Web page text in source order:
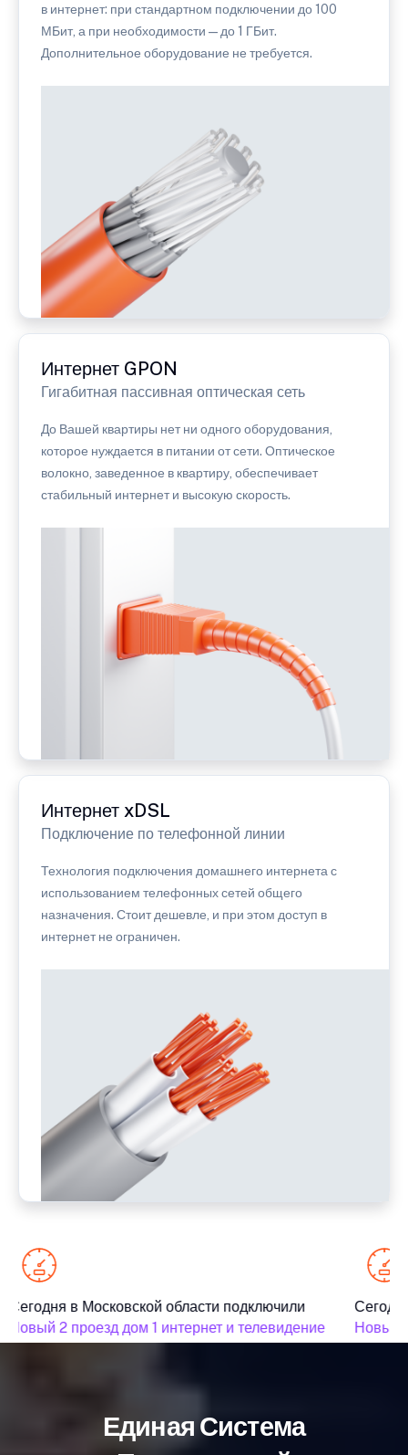
в интернет: при стандартном подключении до 100
МБит, а при необходимости — до 1 ГБит.
Дополнительное оборудование не требуется.
Интернет GPON
Гигабитная пассивная оптическая сеть
До Вашей квартиры нет ни одного оборудования,
которое нуждается в питании от сети. Оптическое
волокно, заведенное в квартиру, обеспечивает
стабильный интернет и высокую скорость.
Интернет xDSL
Подключение по телефонной линии
Технология подключения домашнего интернета с
использованием телефонных сетей общего
назначения. Стоит дешевле, и при этом доступ в
интернет не ограничен.
Сегодня в Московской области подключили
Новый 2 проезд дом 1 интернет и телевидение
Новый
Единая Система